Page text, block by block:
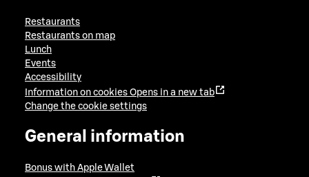
Restaurants
Restaurants on map
Lunch
Events
Accessibility
Information on cookies Opens in a new tab
Change the cookie settings
General information
Bonus with Apple Wallet